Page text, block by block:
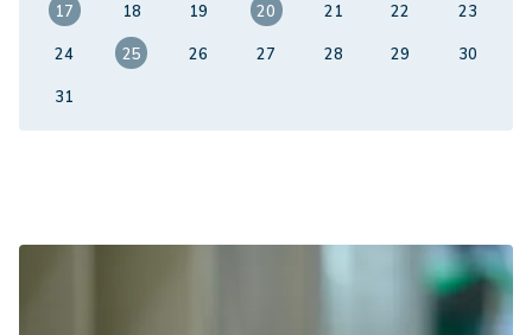
17
18 19 20 21 22
23
24
25 26 27 28 29
30
31